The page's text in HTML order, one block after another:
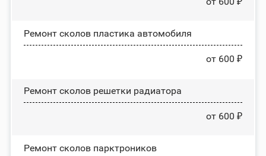
Ремонт сколов пластика автомобиля
от 600 ₽
Ремонт сколов решетки радиатора
от 600 ₽
Ремонт сколов парктроников